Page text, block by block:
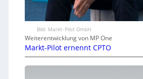
Bild: Markt-Pilot GmbH
Weiterentwicklung von MP One
Markt-Pilot ernennt CPTO